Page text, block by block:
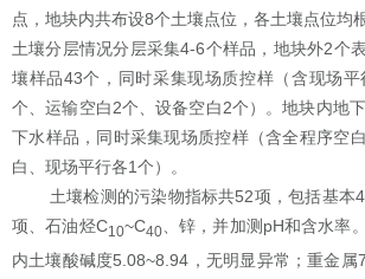
点，地块内共布设8个土壤点位，各土壤点位均
土壤分层情况分层采集4-6个样品，地块外2个
壤样品43个，同时采集现场质控样（含现场平
个、运输空白2个、设备空白2个）。地块内地
下水样品，同时采集现场质控样（含全程序空
白、现场平行各1个）。
土壤检测的污染物指标共52项，包括基本
项、石油烃C10~C40、锌，并加测 pH和含水率。
内土壤酸碱度5.08~8.94 ，无明显异常；重金属7